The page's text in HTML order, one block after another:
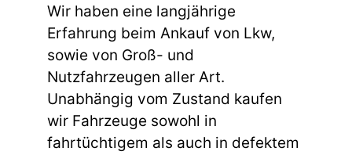
Wir haben eine langjährige
Erfahrung beim Ankauf von Lkw,
sowie von Groß- und
Nutzfahrzeugen aller Art.
Unabhängig vom Zustand kaufen
wir Fahrzeuge sowohl in
fahrtüchtigem als auch in defektem